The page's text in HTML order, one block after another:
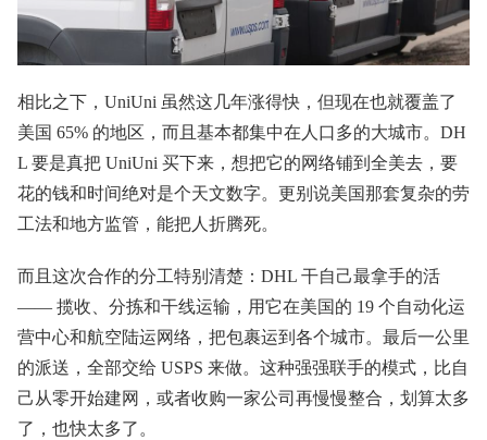
相比之下，UniUni 虽然这几年涨得快，但现在也就覆盖了
美国 65% 的地区，而且基本都集中在人口多的大城市。DH
L 要是真把 UniUni 买下来，想把它的网络铺到全美去，要
花的钱和时间绝对是个天文数字。更别说美国那套复杂的劳
工法和地方监管，能把人折腾死。
而且这次合作的分工特别清楚：DHL 干自己最拿手的活
—— 揽收、分拣和干线运输，用它在美国的 19 个自动化运
营中心和航空陆运网络，把包裹运到各个城市。最后一公里
的派送，全部交给 USPS 来做。这种强强联手的模式，比自
己从零开始建网，或者收购一家公司再慢慢整合，划算太多
了，也快太多了。